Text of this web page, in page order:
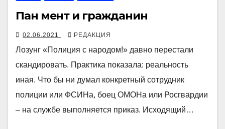
Пан мент и гражданин
02.06.2021 РЕДАКЦИЯ
Лозунг «Полиция с народом!» давно перестали
скандировать. Практика показала: реальность
иная. Что бы ни думал конкретный сотрудник
полиции или ФСИНа, боец ОМОНа или Росгвардии
– на службе выполняется приказ. Исходящий…